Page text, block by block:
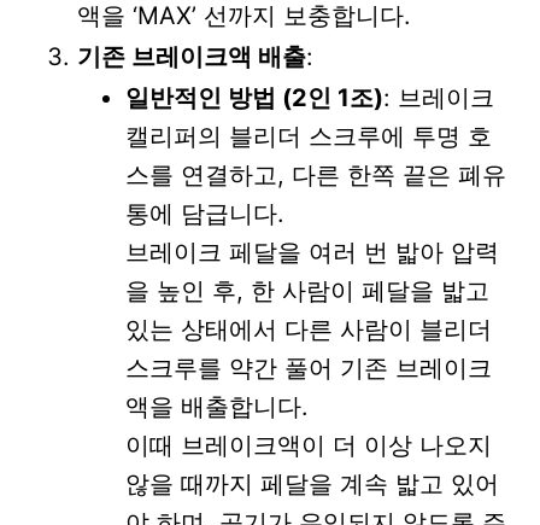
액을 ‘MAX’ 선까지 보충합니다.
기존 브레이크액 배출:
일반적인 방법 (2인 1조): 브레이크
캘리퍼의 블리더 스크루에 투명 호
스를 연결하고, 다른 한쪽 끝은 폐유
통에 담급니다.
브레이크 페달을 여러 번 밟아 압력
을 높인 후, 한 사람이 페달을 밟고
있는 상태에서 다른 사람이 블리더
스크루를 약간 풀어 기존 브레이크
액을 배출합니다.
이때 브레이크액이 더 이상 나오지
않을 때까지 페달을 계속 밟고 있어